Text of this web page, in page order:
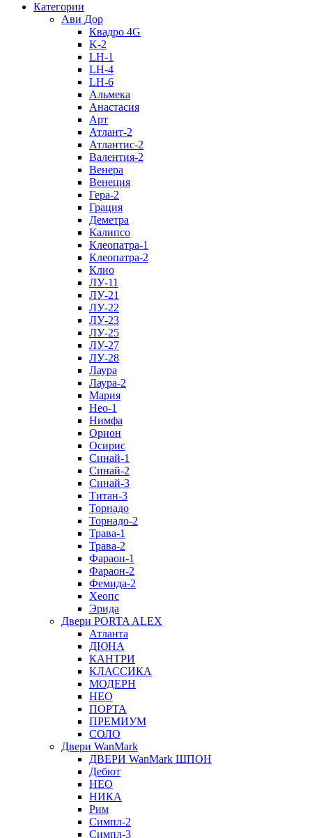
Категории
Ави Дор
Квадро 4G
K-2
LH-1
LH-4
LH-6
Альмека
Анастасия
Арт
Атлант-2
Атлантис-2
Валентия-2
Венера
Венеция
Гера-2
Грация
Деметра
Калипсо
Клеопатра-1
Клеопатра-2
Клио
ЛУ-11
ЛУ-21
ЛУ-22
ЛУ-23
ЛУ-25
ЛУ-27
ЛУ-28
Лаура
Лаура-2
Мария
Нео-1
Нимфа
Орион
Осирис
Синай-1
Синай-2
Синай-3
Титан-3
Торнадо
Торнадо-2
Трава-1
Трава-2
Фараон-1
Фараон-2
Фемида-2
Хеопс
Эрида
Двери PORTA ALEX
Атланта
ДЮНА
КАНТРИ
КЛАССИКА
МОДЕРН
НЕО
ПОРТА
ПРЕМИУМ
СОЛО
Двери WanMark
ДВЕРИ WanMark ШПОН
Дебют
НЕО
НИКА
Рим
Симпл-2
Симпл-3